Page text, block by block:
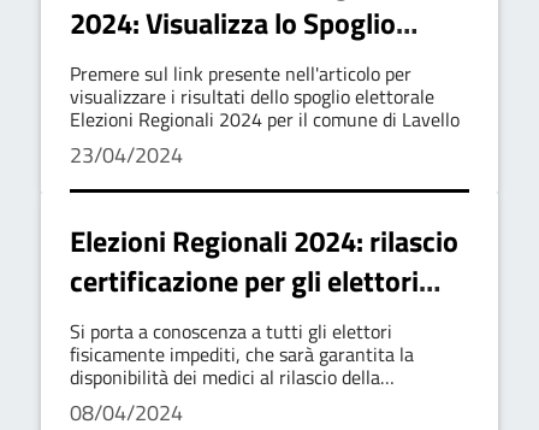
2024: Visualizza lo Spoglio
Elettorale
Premere sul link presente nell'articolo per
visualizzare i risultati dello spoglio elettorale
Elezioni Regionali 2024 per il comune di Lavello
23/04/2024
Elezioni Regionali 2024: rilascio
certificazione per gli elettori
fisicamente impediti
Si porta a conoscenza a tutti gli elettori
fisicamente impediti, che sarà garantita la
disponibilità dei medici al rilascio della
certificazione per l'esercizio al voto
08/04/2024